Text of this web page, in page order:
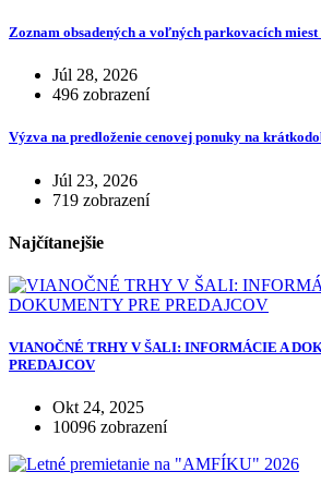
Zoznam obsadených a voľných parkovacích miest
Júl 28, 2026
496 zobrazení
Výzva na predloženie cenovej ponuky na
Júl 23, 2026
719 zobrazení
Najčítanejšie
VIANOČNÉ TRHY V ŠALI: INFORMÁCIE A
PREDAJCOV
Okt 24, 2025
10096 zobrazení